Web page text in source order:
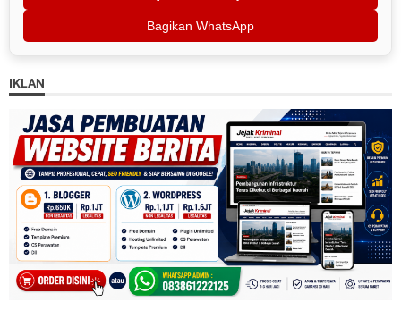
Bagikan WhatsApp
IKLAN